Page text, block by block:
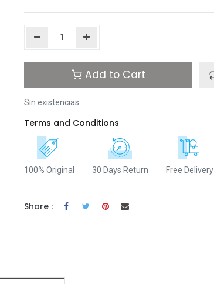
Add to Cart
Sin existencias.
Terms and Conditions
100% Original 30 Days Return Free Delivery
Share :